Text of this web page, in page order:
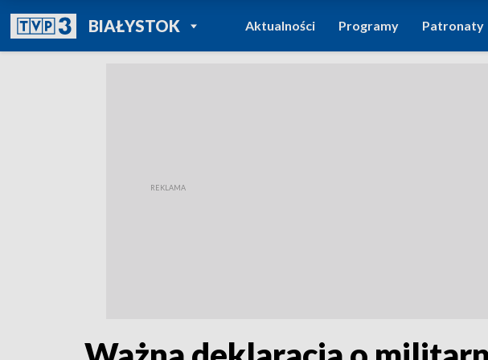
BIAŁYSTOKPOWRÓT DO
TVP REGIONY
Aktualności Programy Patronaty